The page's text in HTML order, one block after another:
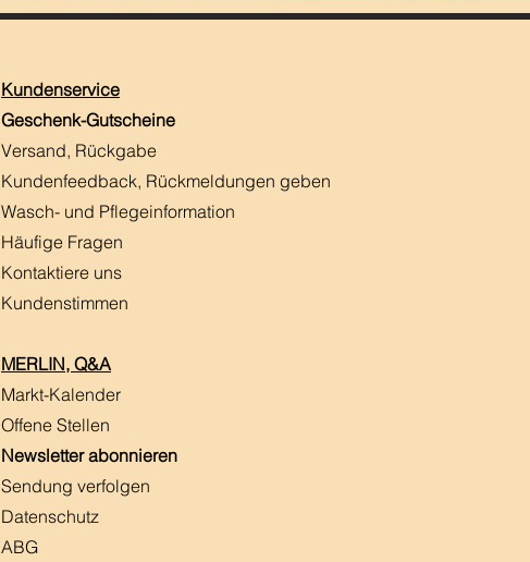
Kundenservice
Geschenk-Gutscheine
Versand, Rückgabe
Kundenfeedback, Rückmeldungen ​ geben
Wasch- und Pflegeinformation
Häufige Fragen
Kontaktiere uns
Kundenstimmen
MERLIN, Q&A
Markt-Kalender
Offene Stellen
Newsletter abonnieren
Sendung verfolgen
Datenschutz
ABG